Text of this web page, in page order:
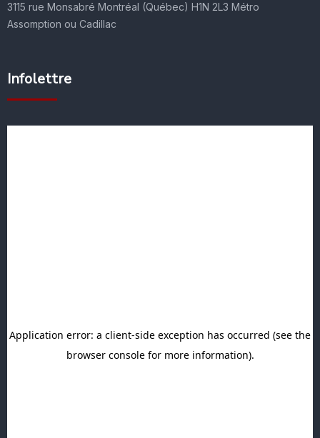
3115 rue Monsabré Montréal (Québec) H1N 2L3 Métro
Assomption ou Cadillac
Infolettre